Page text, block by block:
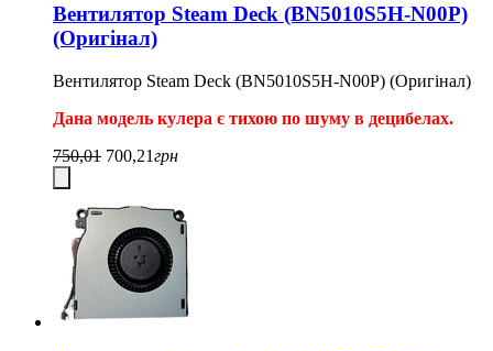
Вентилятор Steam Deck (BN5010S5H-N00P)
(Оригінал)
Вентилятор Steam Deck (BN5010S5H-N00P) (Оригінал)
Дана модель кулера є тихою по шуму в децибелах.
750,01 700,21грн